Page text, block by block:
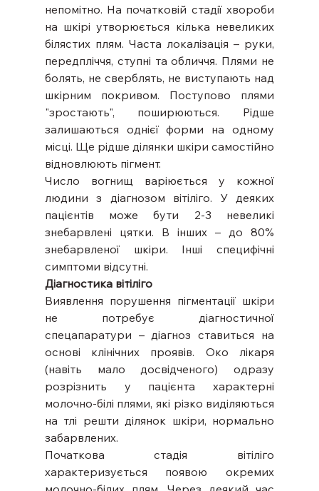
непомітно. На початковій стадії хвороби
на шкірі утворюється кілька невеликих
білястих плям. Часта локалізація – руки,
передпліччя, ступні та обличчя. Плями не
болять, не сверблять, не виступають над
шкірним покривом. Поступово плями
"зростають", поширюються. Рідше
залишаються однієї форми на одному
місці. Ще рідше ділянки шкіри самостійно
відновлюють пігмент.
Число вогнищ варіюється у кожної
людини з діагнозом вітіліго. У деяких
пацієнтів може бути 2-3 невеликі
знебарвлені цятки. В інших – до 80%
знебарвленої шкіри. Інші специфічні
симптоми відсутні.
Діагностика вітіліго
Виявлення порушення пігментації шкіри
не потребує діагностичної
спецапаратури – діагноз ставиться на
основі клінічних проявів. Око лікаря
(навіть мало досвідченого) одразу
розрізнить у пацієнта характерні
молочно-білі плями, які різко виділяються
на тлі решти ділянок шкіри, нормально
забарвлених.
Початкова стадія вітіліго
характеризується появою окремих